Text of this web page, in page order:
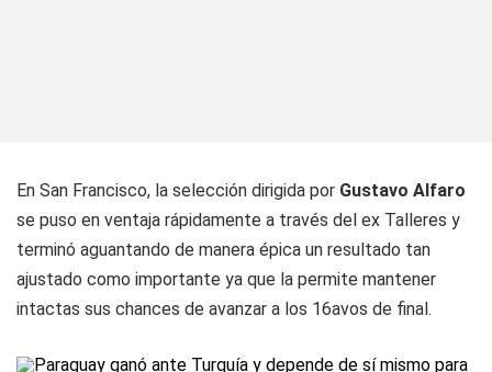
En San Francisco, la selección dirigida por Gustavo Alfaro
se puso en ventaja rápidamente a través del ex Talleres y
terminó aguantando de manera épica un resultado tan
ajustado como importante ya que la permite mantener
intactas sus chances de avanzar a los 16avos de final.